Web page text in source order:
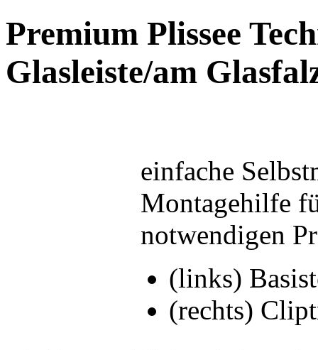
Premium Plissee
Glasleiste/am
einfache
Montagehilfe
notwendigen
(links)
(rechts)